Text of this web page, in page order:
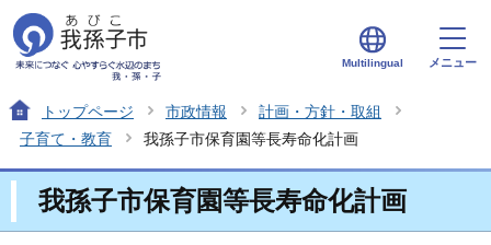
Multilingual メニュー
トップページ 市政情報
計画・方針・取組
子育て・教育
我孫子市保育園等長寿命化計画
我孫子市保育園等長寿命化計画